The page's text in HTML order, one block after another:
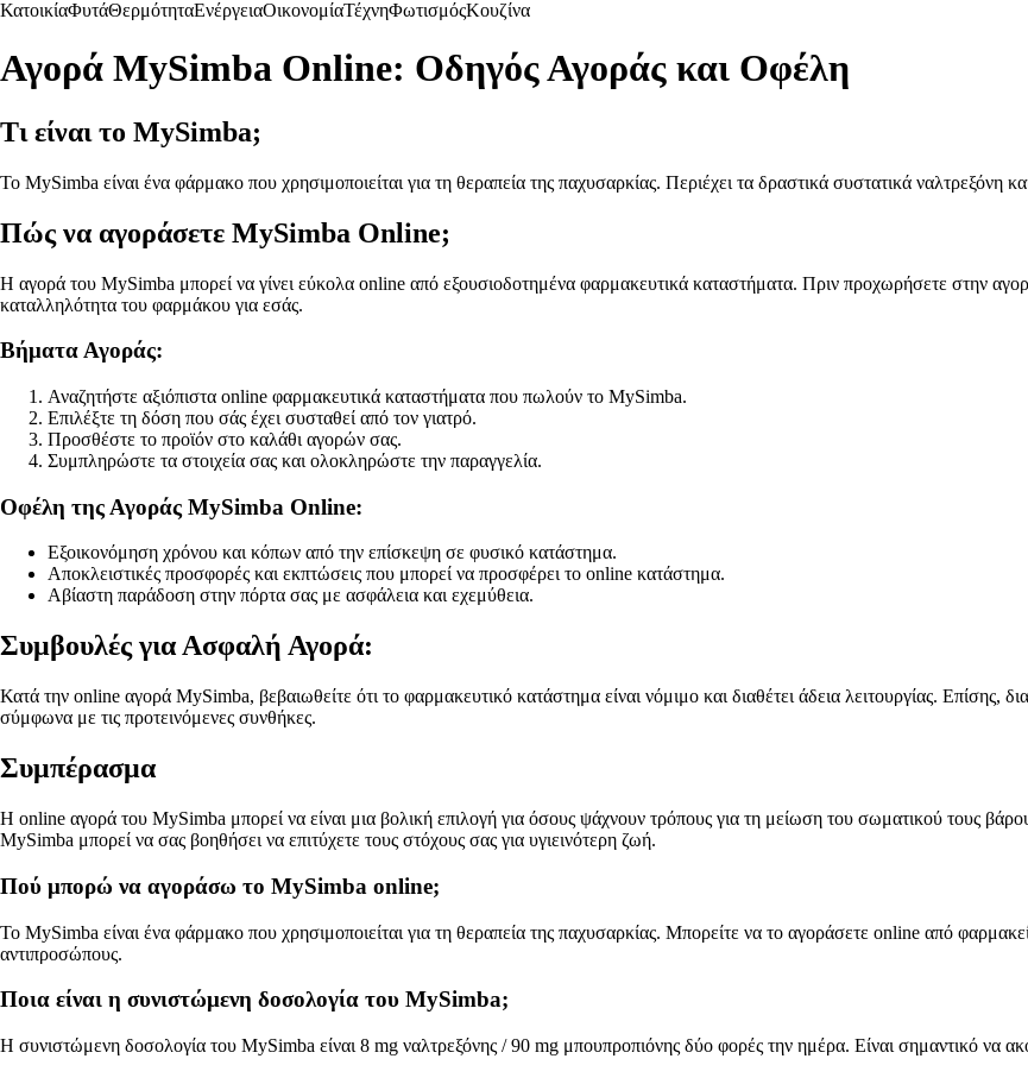
ΚατοικίαΦυτάΘερμότηταΕνέργειαΟικονομίαΤέχνηΦωτισμόςΚουζίνα
Αγορά MySimba Online: Οδηγός Αγοράς και Οφέλη
Τι είναι το MySimba;
Το MySimba είναι ένα φάρμακο που χρησιμοποιείται για τη θεραπεία της παχυσαρκίας. Περιέχει τα δραστικά συστατικά
Πώς να αγοράσετε MySimba Online;
Η αγορά του MySimba μπορεί να γίνει εύκολα online από εξουσιοδοτημένα φαρμακευτικά καταστήματα. Πριν προχωρήσετε στην
καταλληλότητα του φαρμάκου για εσάς.
Βήματα Αγοράς:
Αναζητήστε αξιόπιστα online φαρμακευτικά καταστήματα που πωλούν το MySimba.
Επιλέξτε τη δόση που σάς έχει συσταθεί από τον γιατρό.
Προσθέστε το προϊόν στο καλάθι αγορών σας.
Συμπληρώστε τα στοιχεία σας και ολοκληρώστε την παραγγελία.
Οφέλη της Αγοράς MySimba Online:
Εξοικονόμηση χρόνου και κόπων από την επίσκεψη σε φυσικό κατάστημα.
Αποκλειστικές προσφορές και εκπτώσεις που μπορεί να προσφέρει το online κατάστημα.
Αβίαστη παράδοση στην πόρτα σας με ασφάλεια και εχεμύθεια.
Συμβουλές για Ασφαλή Αγορά:
Κατά την online αγορά MySimba, βεβαιωθείτε ότι το φαρμακευτικό κατάστημα είναι νόμιμο και διαθέτει άδεια λειτουργίας. Επίσης,
σύμφωνα με τις προτεινόμενες συνθήκες.
Συμπέρασμα
Η online αγορά του MySimba μπορεί να είναι μια βολική επιλογή για όσους ψάχνουν τρόπους για τη μείωση του σωματικού τους
MySimba μπορεί να σας βοηθήσει να επιτύχετε τους στόχους σας για υγιεινότερη ζωή.
Πού μπορώ να αγοράσω το MySimba online;
Το MySimba είναι ένα φάρμακο που χρησιμοποιείται για τη θεραπεία της παχυσαρκίας. Μπορείτε να το αγοράσετε online από
αντιπροσώπους.
Ποια είναι η συνιστώμενη δοσολογία του MySimba;
Η συνιστώμενη δοσολογία του MySimba είναι 8 mg ναλτρεξόνης / 90 mg μπουπροπιόνης δύο φορές την ημέρα. Είναι σημαντικό να